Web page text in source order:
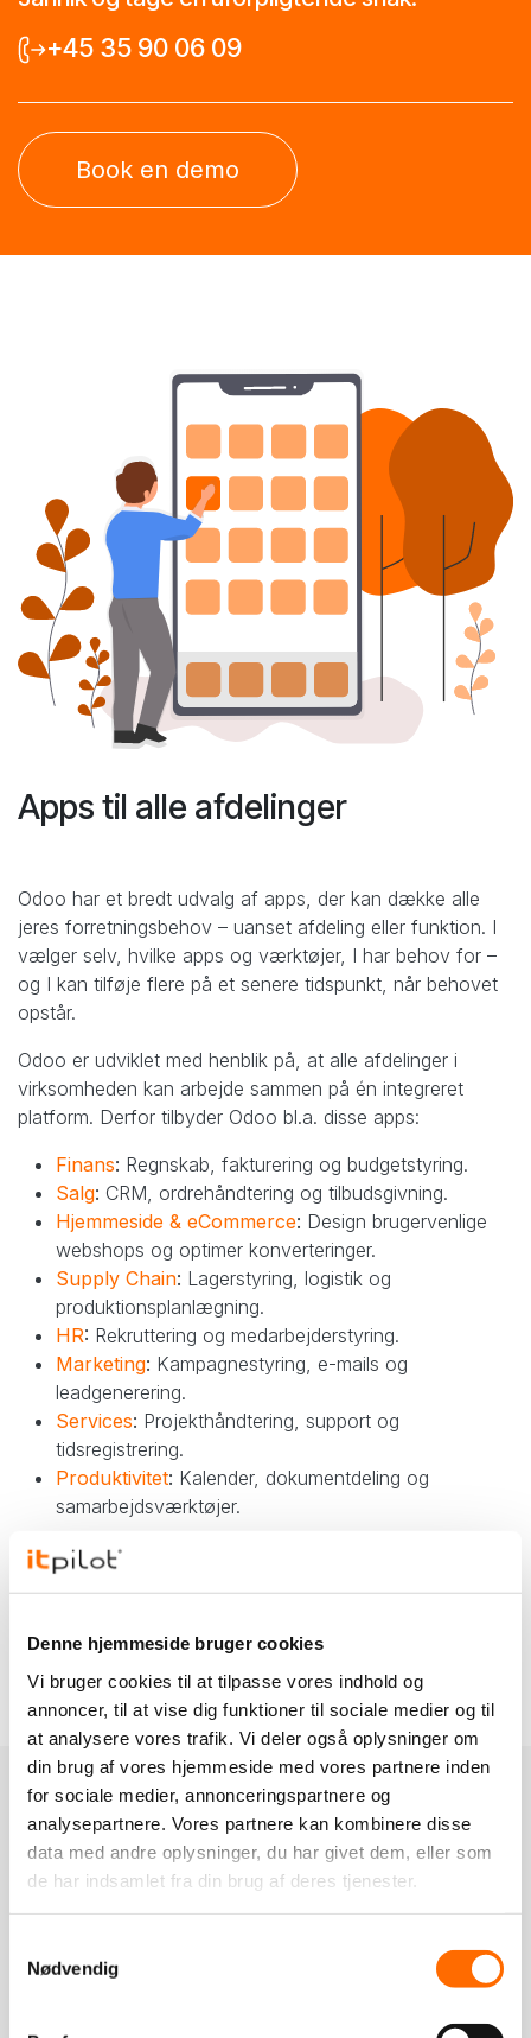
Denne hjemmeside bruger cookies
Vi bruger cookies til at tilpasse vores indhold og
annoncer, til at vise dig funktioner til sociale medier og til
at analysere vores trafik. Vi deler også oplysninger om
din brug af vores hjemmeside med vores partnere inden
for sociale medier, annonceringspartnere og
analysepartnere. Vores partnere kan kombinere disse
data med andre oplysninger, du har givet dem, eller som
de har indsamlet fra din brug af deres tjenester.
Nødvendig
+45 35 90 06 09
Book en demo
Apps til alle afdelinger
Odoo har et bredt udvalg af apps, der kan dække alle
jeres forretningsbehov – uanset afdeling eller funktion. I
vælger selv, hvilke apps og værktøjer, I har behov for –
og I kan tilføje flere på et senere tidspunkt, når behovet
opstår.
Odoo er udviklet med henblik på, at alle afdelinger i
virksomheden kan arbejde sammen på én integreret
platform. Derfor tilbyder Odoo bl.a. disse apps:
Finans: Regnskab, fakturering og budgetstyring.
Salg: CRM, ordrehåndtering og tilbudsgivning.
Hjemmeside & eCommerce: Design brugervenlige
webshops og optimer konverteringer.
Supply Chain: Lagerstyring, logistik og
produktionsplanlægning.
HR: Rekruttering og medarbejderstyring.
Marketing: Kampagnestyring, e-mails og
leadgenerering.
Services: Projekthåndtering, support og
tidsregistrering.
Produktivitet: Kalender, dokumentdeling og
samarbejdsværktøjer.